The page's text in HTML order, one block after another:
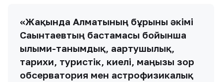
«Жақында Алматының бұрынғы әкімі
Сағынтаевтың бастамасы бойынша
ғылыми-танымдық, ағартушылық,
тарихи, туристік, киелі, маңызы зор
обсерватория мен астрофизикалық